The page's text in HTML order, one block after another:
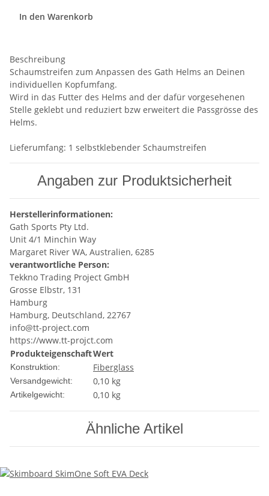
In den Warenkorb
Beschreibung
Schaumstreifen zum Anpassen des Gath Helms an Deinen
individuellen Kopfumfang.
Wird in das Futter des Helms and der dafür vorgesehenen
Stelle geklebt und reduziert bzw erweitert die Passgrösse des
Helms.
Lieferumfang: 1 selbstklebender Schaumstreifen
Angaben zur Produktsicherheit
Herstellerinformationen:
Gath Sports Pty Ltd.
Unit 4/1 Minchin Way
Margaret River WA, Australien, 6285
verantwortliche Person:
Tekkno Trading Project GmbH
Grosse Elbstr, 131
Hamburg
Hamburg, Deutschland, 22767
info@tt-project.com
https://www.tt-projct.com
ProdukteigenschaftWert
Konstruktion: Fiberglass
Versandgewicht: 0,10 kg
Artikelgewicht: 0,10 kg
Ähnliche Artikel